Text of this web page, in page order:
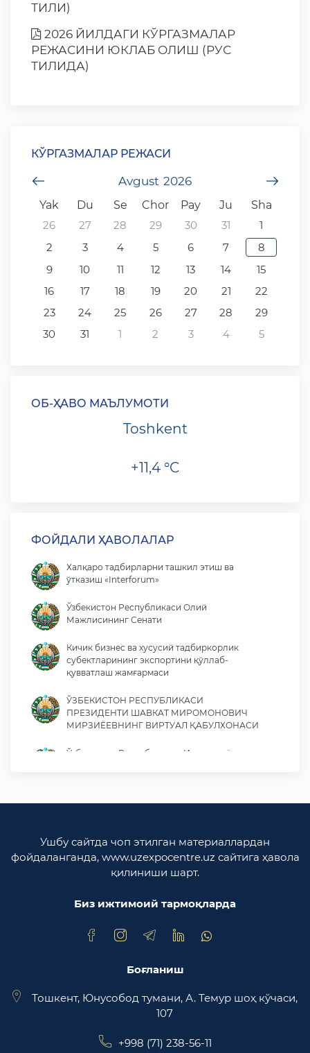
ТИЛИ)
2026 ЙИЛДАГИ КЎРГАЗМАЛАР
РEЖАСИНИ ЮКЛАБ ОЛИШ (РУС
ТИЛИДА)
КЎРГАЗМАЛАР РЕЖАСИ
Avgust 2026
Yak
Du Se Chor Pay Ju
Sha
26
27 28 29 30 31
1
2
3 4 5 6 7
8
9
10 11 12 13 14
15
16
17 18 19 20 21
22
23
24 25 26 27 28
29
30
31 1 2 3 4 5
ОБ-ҲАВО МАЪЛУМОТИ
Toshkent
+11,4 °C
ФОЙДАЛИ ҲАВОЛАЛАР
Халқаро тадбирларни ташкил этиш ва
ўтказиш «Interforum»
Ўзбекистон Республикаси Олий
Мажлисининг Сенати
Кичик бизнес ва хусусий тадбиркорлик
субектларининг экспортини қўллаб-
қувватлаш жамғармаси
ЎЗБЕКИСТОН РЕСПУБЛИКАСИ
ПРЕЗИДЕНТИ ШАВКАТ МИРОМОНОВИЧ
МИРЗИЁЕВНИНГ ВИРТУАЛ ҚАБУЛХОНАСИ
Ўзбекистон Республикаси Иқтисодиёт ва
вазирлиги
Қонунчилик палатаси
Ўзбекистон Республикаси Адлия вазирлиги
Trade Uzbekistan миллий экспортбоп савдо
Ушбу сайтда чоп этилган материаллардан
фойдаланганда, www.uzexpocentre.uz сайтига ҳавола
қилиниши шарт.
Биз ижтимоий тармоқларда
Боғланиш
Тошкент, Юнусобод тумани, А. Темур шоҳ кўчаси,
107
+998 (71) 238-56-11